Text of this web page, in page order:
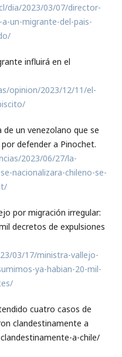
dia/2023/03/07/director-
un-migrante-del-pais-
influirá en el
opinion/2023/12/11/el-
de un venezolano que se
defender a Pinochet.
2023/06/27/la-
nacionalizara-chileno-se-
por migración irregular:
decretos de expulsiones
03/17/ministra-vallejo-
ya-habian-20-mil-
cuatro casos de
clandestinamente a
a-chile/